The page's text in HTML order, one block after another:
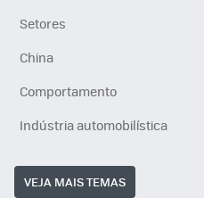
Setores
China
Comportamento
Indústria automobilística
VEJA MAIS TEMAS